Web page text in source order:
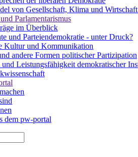
von Gesellschaft, Klima und
Parlamentarismus
im Überblick
und Parteiendemokratie - unter Druck?
Kultur und Kommunikation
andere Formen politischer Partizipation
Leistungsfähigkeit demokratischer
dem pw-portal